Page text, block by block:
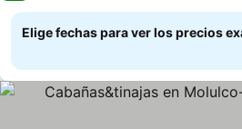
Elige fechas para ver los precios